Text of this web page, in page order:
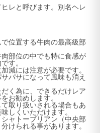
レと呼びます。別名ヘレ
位置する牛肉の最高級部
部位の中でも特に食感が
す。
減には注意が必要です。
パサになって風味も消え
く為に、できるだけレア
お勧めします。
取り扱いされる場合もあ
しくいただけます。
ャトーブリアン（中央部
けられる事があります。